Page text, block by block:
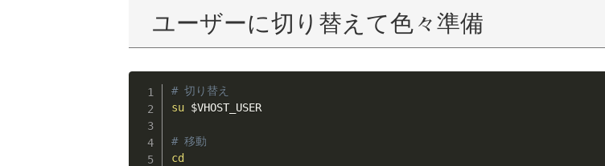
ユーザーに切り替えて色々準備
# 切り替え
su $VHOST_USER
# 移動
cd